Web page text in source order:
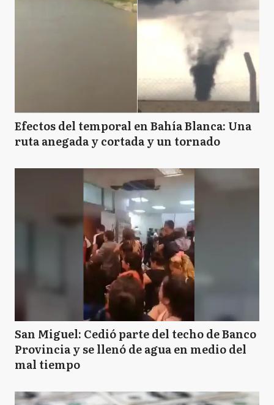
Efectos del temporal en Bahía Blanca: Una
ruta anegada y cortada y un tornado
San Miguel: Cedió parte del techo de Banco
Provincia y se llenó de agua en medio del
mal tiempo